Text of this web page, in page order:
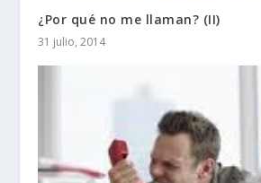
¿Por qué no me llaman? (II)
31 julio, 2014